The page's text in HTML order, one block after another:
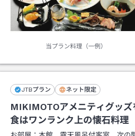
当プラン料理（一例）
JTBプラン ネット限定
MIKIMOTOアメニティグッ
食はワンランク上の懐石料理